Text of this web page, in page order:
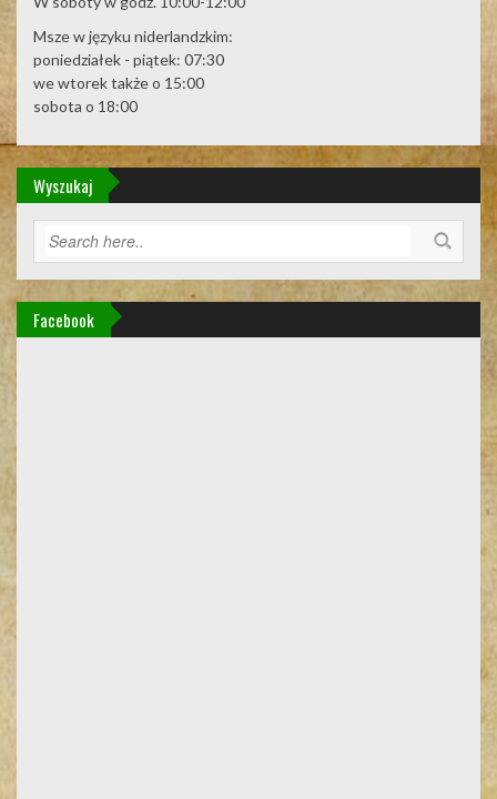
Msze w języku niderlandzkim:
poniedziałek - piątek: 07:30
we wtorek także o 15:00
sobota o 18:00
Wyszukaj
Facebook